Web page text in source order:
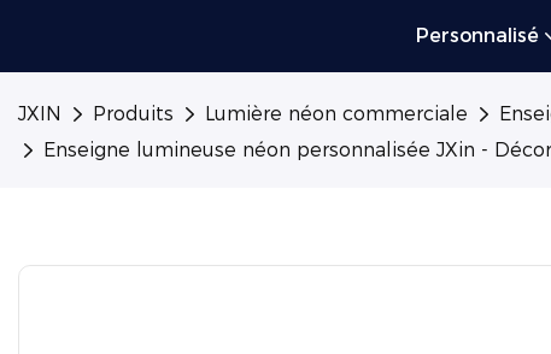
Personnalisé
JXIN Produits Lumière néon commerciale
Enseigne lumineuse néon personnalisée JXin -